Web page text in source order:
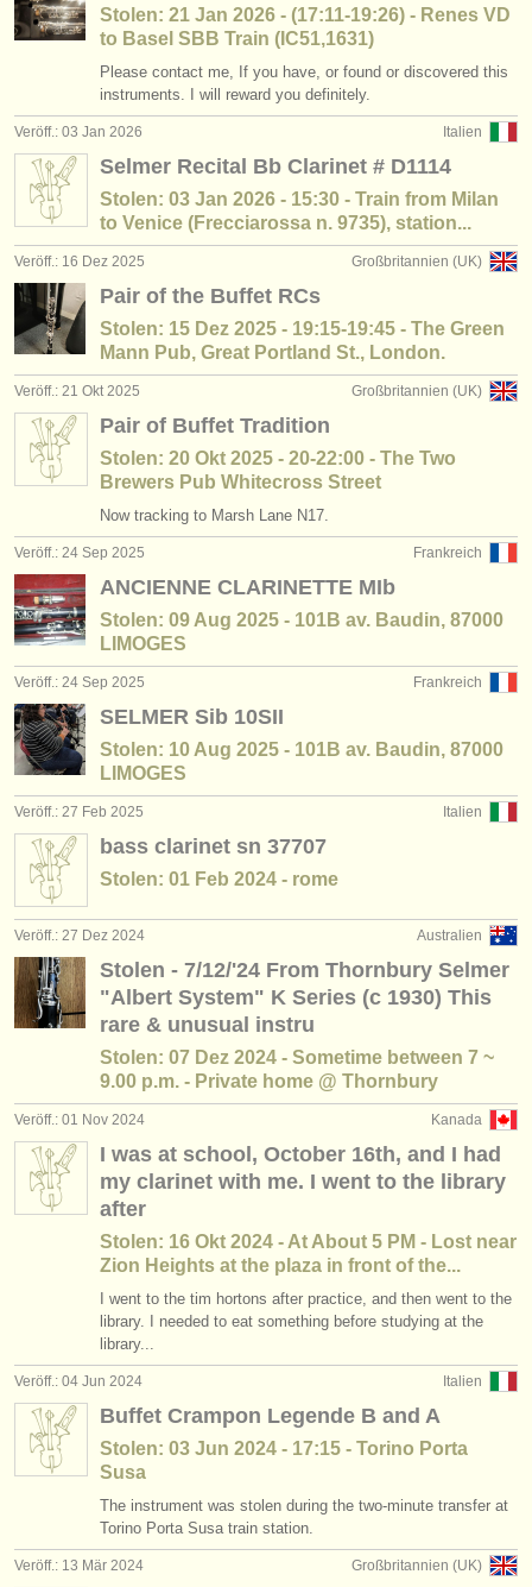
musicalchairs:
über musicalchairs
kontakt
rss feeds
nachrichten in der klassischen musik
verlage:
anzeige veröffentlichen
find out about ourATS
ATSfaq
einloggen
Stolen: 21 Jan 2026 - (17:11-19:26) - Renes VD
to Basel SBB Train (IC51,1631)
Please contact me, If you have, or found or discovered this
instruments. I will reward you definitely.
Italien
Veröff.: 03 Jan 2026
Selmer Recital Bb Clarinet # D1114
Stolen: 03 Jan 2026 - 15:30 - Train from Milan
to Venice (Frecciarossa n. 9735), station...
Großbritannien (UK)
Veröff.: 16 Dez 2025
Pair of the Buffet RCs
Stolen: 15 Dez 2025 - 19:15-19:45 - The Green
Mann Pub, Great Portland St., London.
Großbritannien (UK)
Veröff.: 21 Okt 2025
Pair of Buffet Tradition
Stolen: 20 Okt 2025 - 20-22:00 - The Two
Brewers Pub Whitecross Street
Now tracking to Marsh Lane N17.
Frankreich
Veröff.: 24 Sep 2025
ANCIENNE CLARINETTE MIb
Stolen: 09 Aug 2025 - 101B av. Baudin, 87000
LIMOGES
Frankreich
Veröff.: 24 Sep 2025
SELMER Sib 10SII
Stolen: 10 Aug 2025 - 101B av. Baudin, 87000
LIMOGES
Italien
Veröff.: 27 Feb 2025
bass clarinet sn 37707
Stolen: 01 Feb 2024 - rome
Australien
Veröff.: 27 Dez 2024
Stolen - 7/12/'24 From Thornbury Selmer
"Albert System" K Series (c 1930) This
rare & unusual instru
Stolen: 07 Dez 2024 - Sometime between 7 ~
9.00 p.m. - Private home @ Thornbury
Kanada
Veröff.: 01 Nov 2024
I was at school, October 16th, and I had
my clarinet with me. I went to the library
after
Stolen: 16 Okt 2024 - At About 5 PM - Lost near
Zion Heights at the plaza in front of the...
I went to the tim hortons after practice, and then went to the
library. I needed to eat something before studying at the
library...
Italien
Veröff.: 04 Jun 2024
Buffet Crampon Legende B and A
Stolen: 03 Jun 2024 - 17:15 - Torino Porta
Susa
The instrument was stolen during the two-minute transfer at
Torino Porta Susa train station.
Großbritannien (UK)
Veröff.: 13 Mär 2024